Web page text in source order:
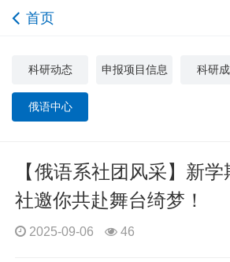
首页
科研动态 申报项目信息 科研
俄语中心
【俄语系社团风采】新
社邀你共赴舞台绮梦！
2025-09-06 46